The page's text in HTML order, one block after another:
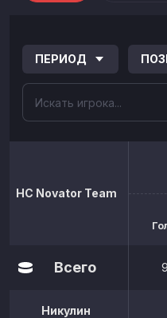
ПЕРИОД
HC Novator Team
Всего 9
Никулин